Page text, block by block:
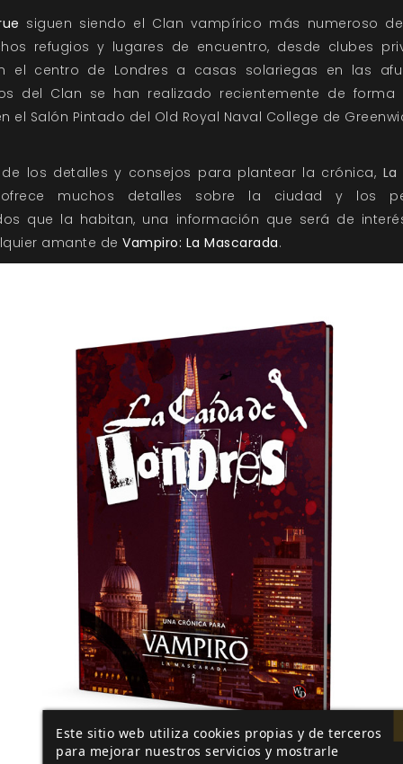
siguen siendo el Clan vampírico más numeroso de
refugios y lugares de encuentro, desde clubes
el centro de Londres a casas solariegas en las
del Clan se han realizado recientemente de forma
el Salón Pintado del Old Royal Naval College de
los detalles y consejos para plantear la crónica,
ofrece muchos detalles sobre la ciudad y los
que la habitan, una información que será de
amante deVampiro: La Mascarada.
Este sitio web utiliza cookies propias y de terceros
para mejorar nuestros servicios y mostrarle